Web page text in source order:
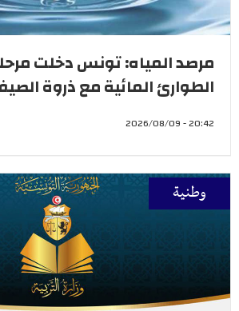
مرصد المياه: تونس دخلت
الطوارئ المائية مع ذروة
20:42 - 2026/08/09
وطنية